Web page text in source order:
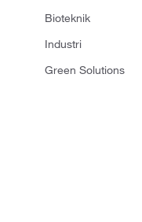
Bioteknik
Industri
Green Solutions